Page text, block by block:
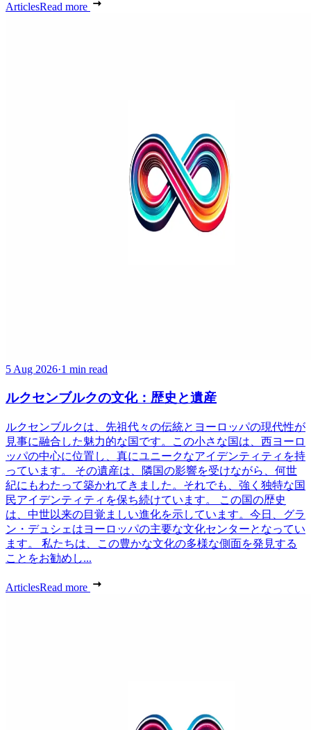
ArticlesRead more
5 Aug 2026·1 min read
ルクセンブルクの文化：歴史と遺産
ルクセンブルクは、先祖代々の伝統とヨーロッパの現代性が
見事に融合した魅力的な国です。この小さな国は、西ヨーロ
ッパの中心に位置し、真にユニークなアイデンティティを持
っています。 その遺産は、隣国の影響を受けながら、何世
紀にもわたって築かれてきました。それでも、強く独特な国
民アイデンティティを保ち続けています。 この国の歴史
は、中世以来の目覚ましい進化を示しています。今日、グラ
ン・デュシェはヨーロッパの主要な文化センターとなってい
ます。 私たちは、この豊かな文化の多様な側面を発見する
ことをお勧めし...
ArticlesRead more